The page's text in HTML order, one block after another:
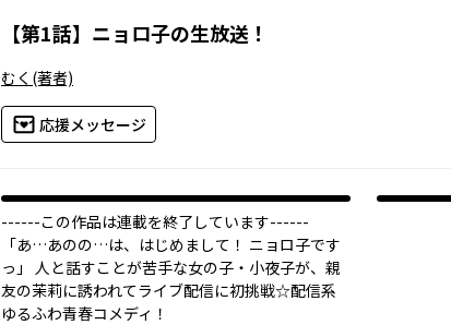
【第1話】 ニョロ子の生放送！
むく (著者)
応援メッセージ
------この作品は連載を終了しています------
「あ…あのの…は、はじめまして！ ニョロ子です
っ」 人と話すことが苦手な女の子・小夜子が、親
友の茉莉に誘われてライブ配信に初挑戦☆配信系
ゆるふわ青春コメディ！